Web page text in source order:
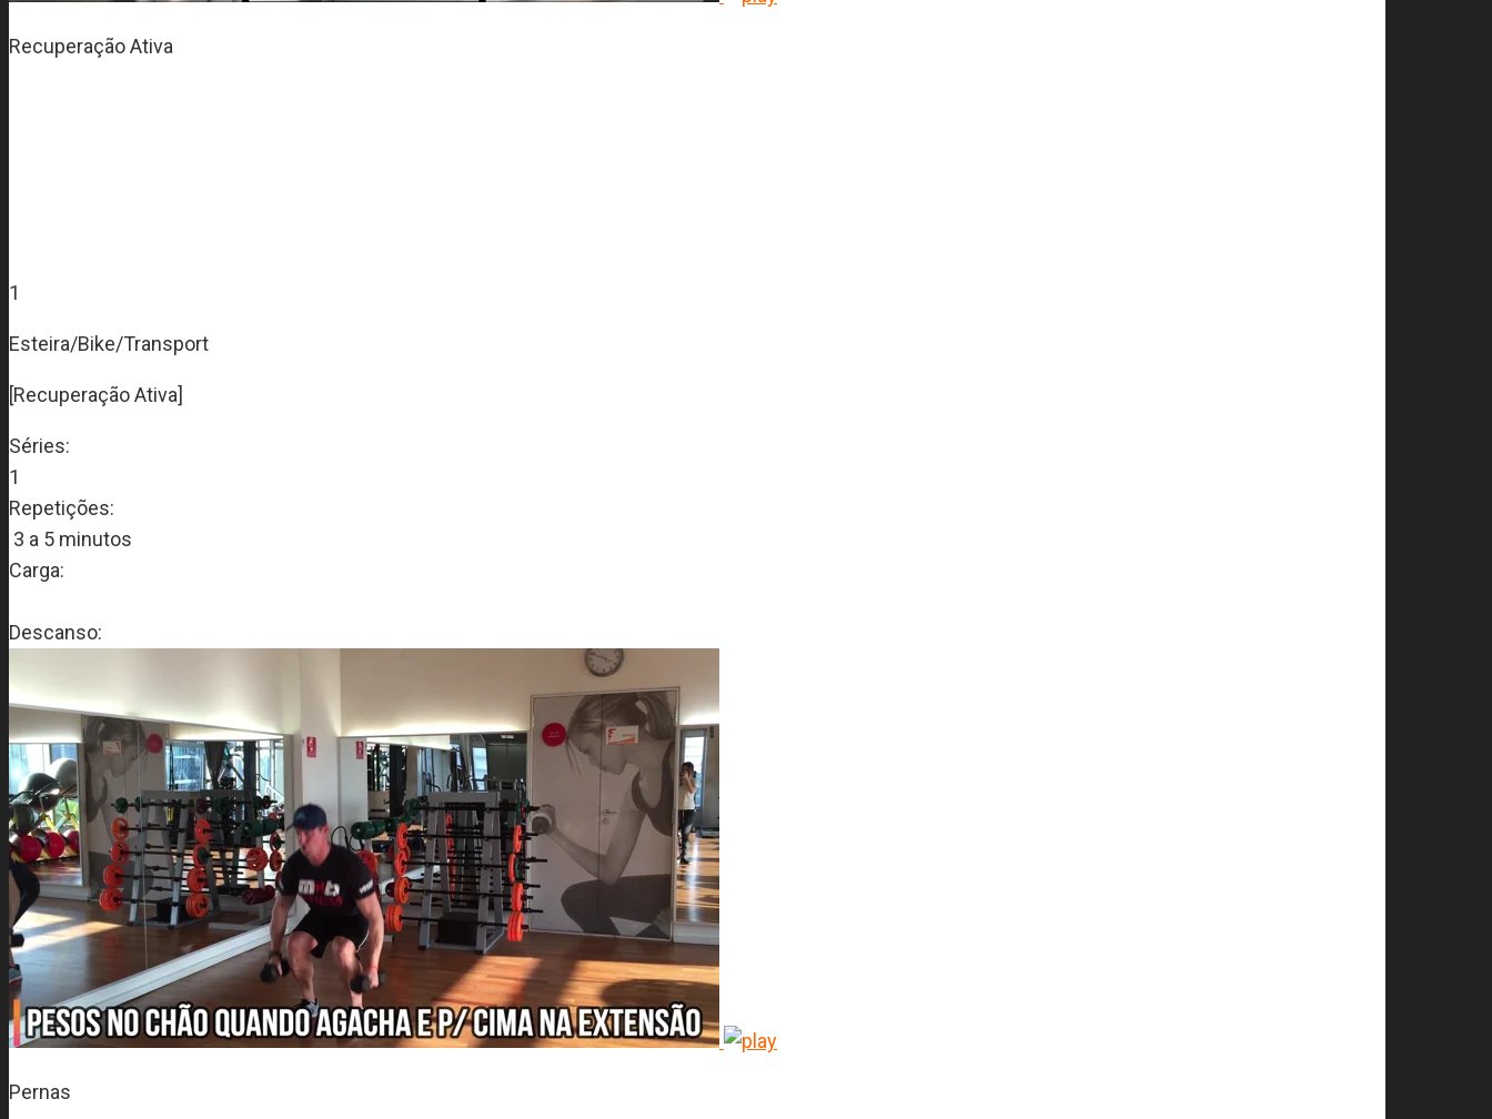
Recuperação Ativa
1
Esteira/Bike/Transport
[Recuperação Ativa]
Séries:
1
Repetições:
3 a 5 minutos
Carga:
Descanso:
Pernas